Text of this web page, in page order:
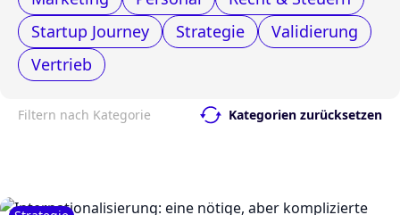
Startup Journey
Strategie
Validierung
Vertrieb
Filtern nach Kategorie Kategorien zurücksetzen